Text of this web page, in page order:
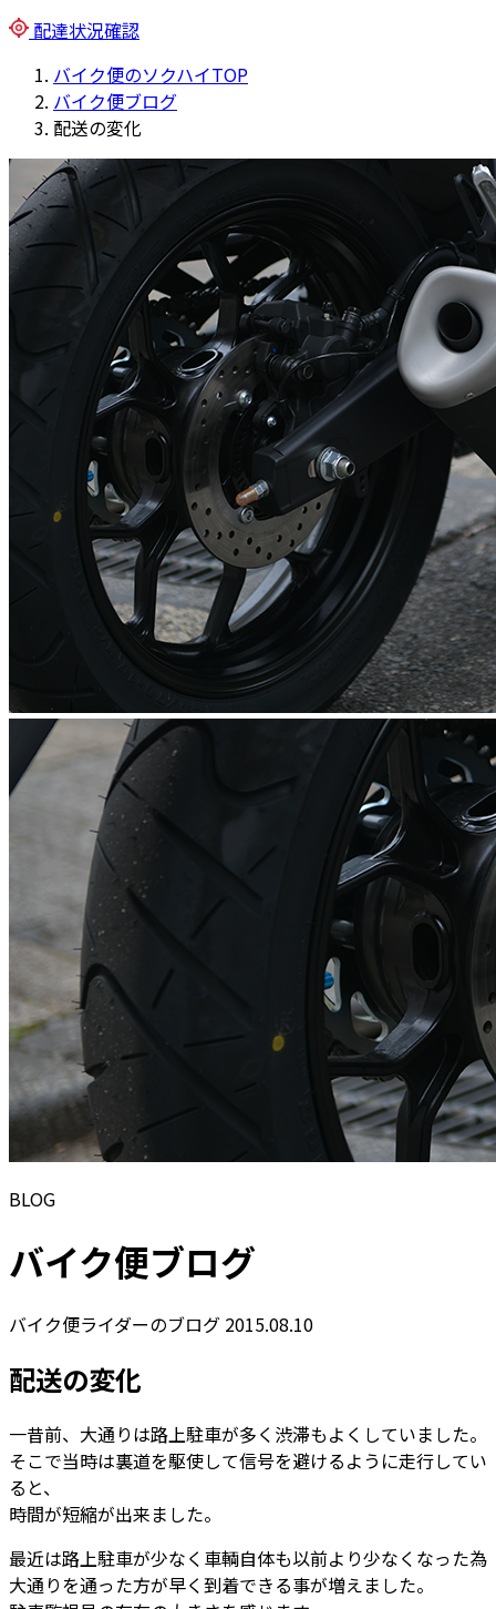
配達状況確認
バイク便のソクハイTOP
バイク便ブログ
配送の変化
BLOG
バイク便ブログ
バイク便ライダーのブログ 2015.08.10
配送の変化
一昔前、大通りは路上駐車が多く渋滞もよくしていました。
そこで当時は裏道を駆使して信号を避けるように走行してい
ると、
時間が短縮が出来ました。
最近は路上駐車が少なく車輌自体も以前より少なくなった為
大通りを通った方が早く到着できる事が増えました。